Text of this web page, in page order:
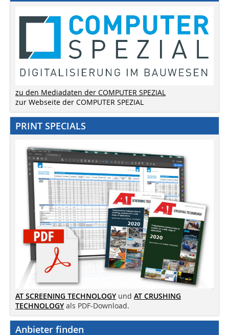
zu den Mediadaten der COMPUTER SPEZIAL
zur Webseite der COMPUTER SPEZIAL
PRINT SPECIALS
AT SCREENING TECHNOLOGY und AT CRUSHING
TECHNOLOGY als PDF-Download.
Anbieter finden